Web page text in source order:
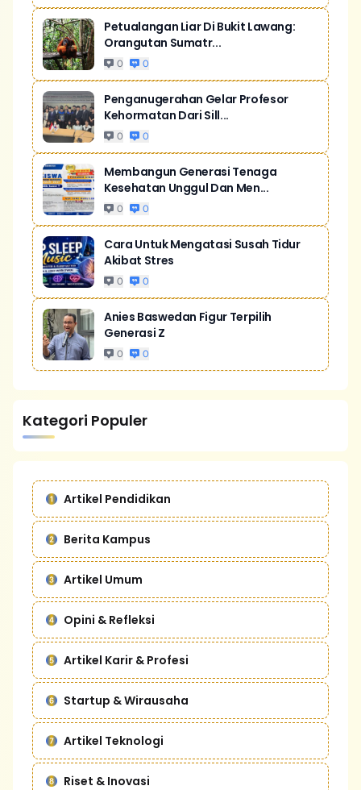
Petualangan Liar Di Bukit Lawang:
Orangutan Sumatr...
0 0
Penganugerahan Gelar Profesor
Kehormatan Dari Sill...
0 0
Membangun Generasi Tenaga
Kesehatan Unggul Dan Men...
0 0
Cara Untuk Mengatasi Susah Tidur
Akibat Stres
0 0
Anies Baswedan Figur Terpilih
Generasi Z
0 0
Kategori Populer
Artikel Pendidikan
Berita Kampus
Artikel Umum
Opini & Refleksi
Artikel Karir & Profesi
Startup & Wirausaha
Artikel Teknologi
Riset & Inovasi